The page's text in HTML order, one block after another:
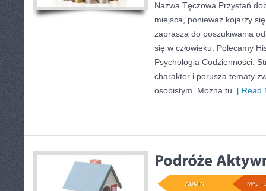
Nazwa Tęczowa Przystań
miejsca, ponieważ kojarzy
zaprasza do poszukiwania
się w człowieku. Polecamy
Psychologia Codzienności.
charakter i porusza tematy
osobistym. Można tu [ Read
MAJ -
ADMIN